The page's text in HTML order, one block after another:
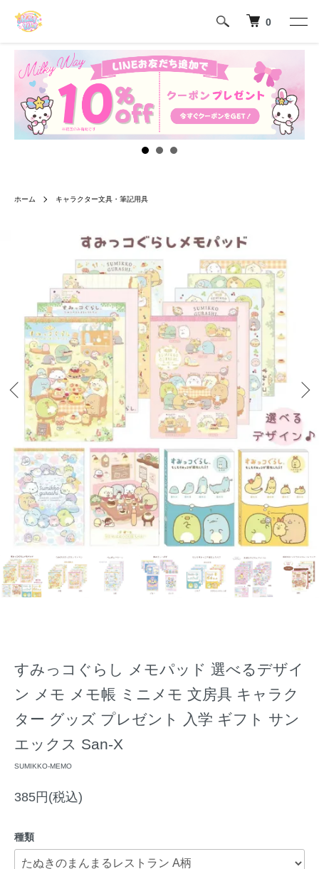
0
ホーム キャラクター文具・筆記用具
すみっコぐらし メモパッド 選べるデザイ
ン メモ メモ帳 ミニメモ 文房具 キャラク
ター グッズ プレゼント 入学 ギフト サン
エックス San-X
SUMIKKO-MEMO
385円(税込)
種類